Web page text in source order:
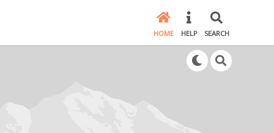
HOME HELP SEARCH